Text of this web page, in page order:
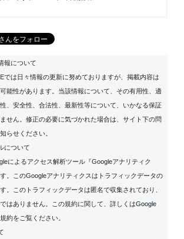
報について
では日々情報の更新に努めておりますが、掲載内容は
能性があります。当該情報について、その有用性、適
、安全性、合法性、最新性等について、いかなる保証
せん。修正の必要に気づかれた場合は、サイト下の問
らせください。
について
によるアクセス解析ツール『Googleアナリティク
。このGoogleアナリティクスはトラフィックデータの
。このトラフィックデータは匿名で収集されており、
はありません。この規約に関して、詳しくはGoogle
約をご覧ください。